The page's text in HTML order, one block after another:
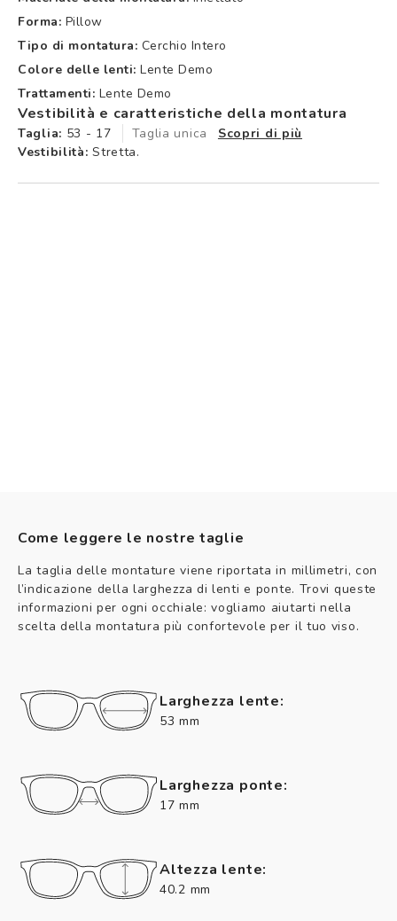
Forma: Pillow
Tipo di montatura: Cerchio Intero
Colore delle lenti: Lente Demo
Trattamenti: Lente Demo
Vestibilità e caratteristiche della montatura
Taglia: 53 - 17 Taglia unica
Scopri di più
Vestibilità: Stretta.
Come leggere le nostre taglie
La taglia delle montature viene riportata in millimetri, con
l’indicazione della larghezza di lenti e ponte. Trovi queste
informazioni per ogni occhiale: vogliamo aiutarti nella
scelta della montatura più confortevole per il tuo viso.
Larghezza lente:
53 mm
Larghezza ponte:
17 mm
Altezza lente:
40.2 mm